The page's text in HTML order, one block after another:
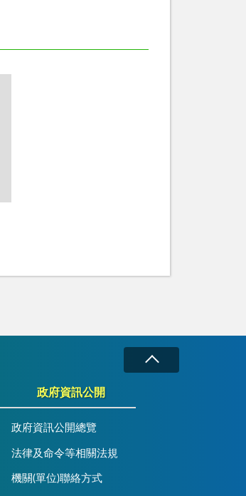
政府資訊公開
政府資訊公開總覽
法律及命令等相關法規
機關(單位)聯絡方式